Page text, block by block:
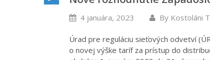
4 januára, 2023 By Kostoláni
Úrad pre reguláciu sieťových odvetví
o novej výške taríf za prístup do